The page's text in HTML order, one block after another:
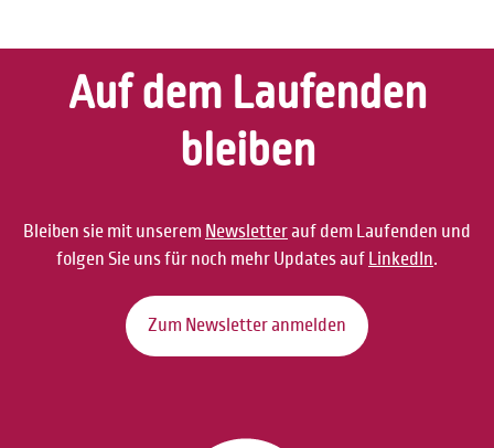
Auf dem Laufenden
bleiben
Bleiben sie mit unserem Newsletterauf dem Laufenden und
folgen Sie uns für noch mehr Updates auf LinkedIn.
Zum Newsletter anmelden